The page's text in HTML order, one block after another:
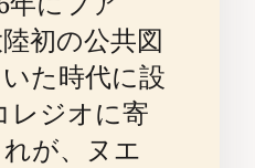
初の公共図
た時代に設
レジオに寄
が、ヌエ